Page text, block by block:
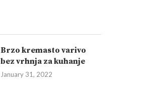
Brzo kremasto varivo
bez vrhnja za kuhanje
January 31, 2022